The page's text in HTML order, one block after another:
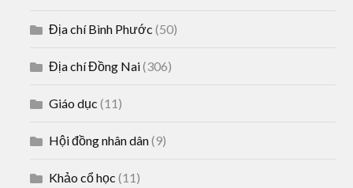
Địa chí Bình Phước (50)
Địa chí Đồng Nai(306)
Giáo dục (11)
Hội đồng nhân dân(9)
Khảo cổ học (11)